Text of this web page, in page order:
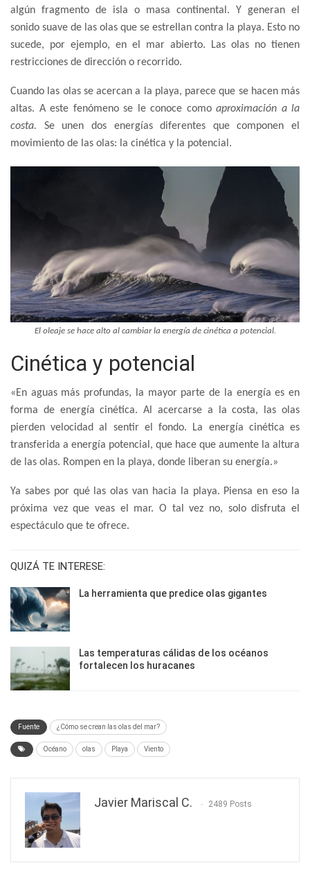
algún fragmento de isla o masa continental. Y generan el
sonido suave de las olas que se estrellan contra la playa. Esto no
sucede, por ejemplo, en el mar abierto. Las olas no tienen
restricciones de dirección o recorrido.
Cuando las olas se acercan a la playa, parece que se hacen más
altas. A este fenómeno se le conoce como aproximación a la
costa. Se unen dos energías diferentes que componen el
movimiento de las olas: la cinética y la potencial.
El oleaje se hace alto al cambiar la energía de cinética a potencial.
Cinética y potencial
«En aguas más profundas, la mayor parte de la energía es en
forma de energía cinética. Al acercarse a la costa, las olas
pierden velocidad al sentir el fondo. La energía cinética es
transferida a energía potencial, que hace que aumente la altura
de las olas. Rompen en la playa, donde liberan su energía.»
Ya sabes por qué las olas van hacia la playa. Piensa en eso la
próxima vez que veas el mar. O tal vez no, solo disfruta el
espectáculo que te ofrece.
QUIZÁ TE INTERESE:
La herramienta que predice olas gigantes
Las temperaturas cálidas de los océanos
fortalecen los huracanes
Fuente ¿Cómo se crean las olas del mar?
Océano olas Playa Viento
Javier Mariscal C. 2489 Posts